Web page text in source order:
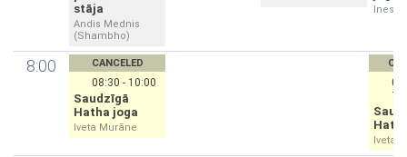
stāja
Andis Mednis
(Shambho)
Inese
8:00 CANCELED
08:30 - 10:00
Saudzīgā
Hatha joga
Iveta Murāne
Iveta